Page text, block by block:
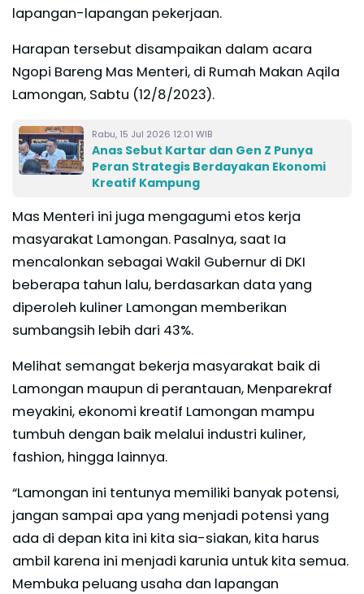
lapangan-lapangan pekerjaan.
Harapan tersebut disampaikan dalam acara
Ngopi Bareng Mas Menteri, di Rumah Makan Aqila
Lamongan, Sabtu (12/8/2023).
Rabu, 15 Jul 2026 12:01 WIB
Anas Sebut Kartar dan Gen Z Punya
Peran Strategis Berdayakan Ekonomi
Kreatif Kampung
Mas Menteri ini juga mengagumi etos kerja
masyarakat Lamongan. Pasalnya, saat Ia
mencalonkan sebagai Wakil Gubernur di DKI
beberapa tahun lalu, berdasarkan data yang
diperoleh kuliner Lamongan memberikan
sumbangsih lebih dari 43%.
Melihat semangat bekerja masyarakat baik di
Lamongan maupun di perantauan, Menparekraf
meyakini, ekonomi kreatif Lamongan mampu
tumbuh dengan baik melalui industri kuliner,
fashion, hingga lainnya.
“Lamongan ini tentunya memiliki banyak potensi,
jangan sampai apa yang menjadi potensi yang
ada di depan kita ini kita sia-siakan, kita harus
ambil karena ini menjadi karunia untuk kita semua.
Membuka peluang usaha dan lapangan